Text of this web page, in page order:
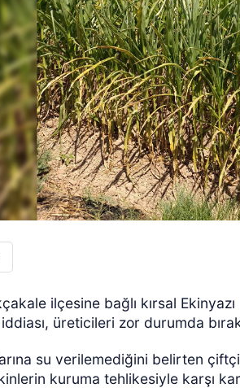
ilçesine bağlı kırsal
üreticileri zor durumda
su verilemediğini belirten
kuruma tehlikesiyle karşı